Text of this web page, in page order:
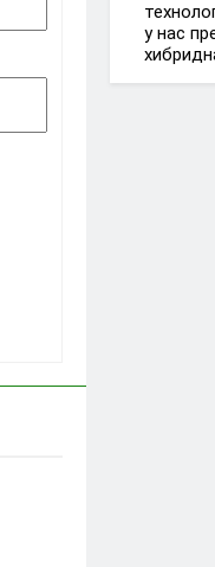
у нас